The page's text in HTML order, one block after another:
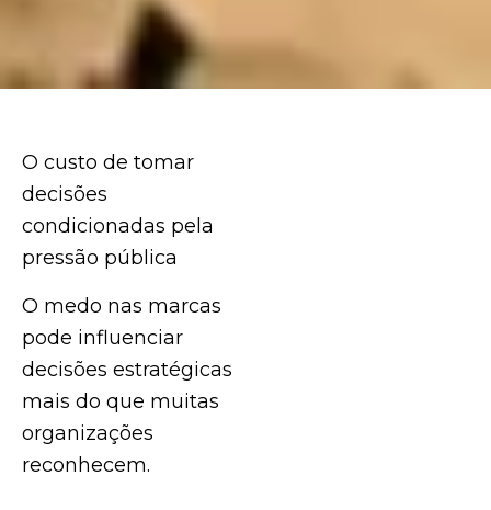
O custo de tomar
decisões
condicionadas pela
pressão pública
O medo nas marcas
pode influenciar
decisões estratégicas
mais do que muitas
organizações
reconhecem.